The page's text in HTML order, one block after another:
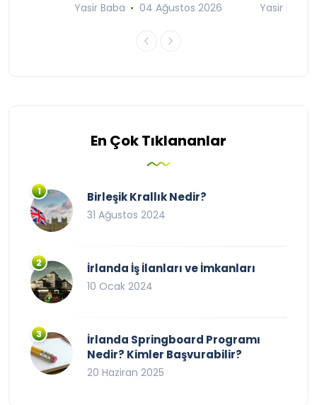
Yasir Baba 04 Ağustos 2026 Yasir Baba
En Çok Tıklananlar
Birleşik Krallık Nedir?
31 Ağustos 2024
İrlanda İş İlanları ve İmkanları
10 Ocak 2024
İrlanda Springboard Programı
Nedir? Kimler Başvurabilir?
20 Haziran 2025